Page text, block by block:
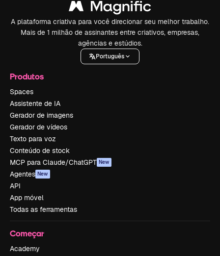
A plataforma criativa para você direcionar seu melhor trabalho.
Mais de 1 milhão de assinantes entre criativos, empresas,
agências e estúdios.
Português
Produtos
Spaces
Assistente de IA
Gerador de imagens
Gerador de vídeos
Texto para voz
Conteúdo de stock
MCP para Claude/ChatGPT New
Agentes New
API
App móvel
Todas as ferramentas
Começar
Academy